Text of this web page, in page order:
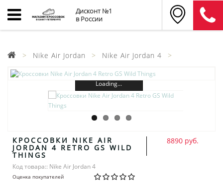
Дисконт №1
в России
Nike Air Jordan Nike Air Jordan 4
Loading...
КРОССОВКИ NIKE AIR
JORDAN 4 RETRO GS WILD
THINGS
Код товара:: Nike Air Jordan 4
Оценка покупателей
8890 руб.